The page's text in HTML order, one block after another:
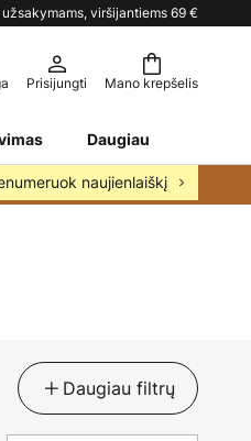
viršijantiems 69 €
Mano krepšelis
Prisijungti
Daugiau
naujienlaiškį
Daugiau filtrų